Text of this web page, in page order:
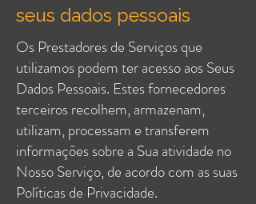
seus dados pessoais
Os Prestadores de Serviços que
utilizamos podem ter acesso aos Seus
Dados Pessoais. Estes fornecedores
terceiros recolhem, armazenam,
utilizam, processam e transferem
informações sobre a Sua atividade no
Nosso Serviço, de acordo com as suas
Políticas de Privacidade.